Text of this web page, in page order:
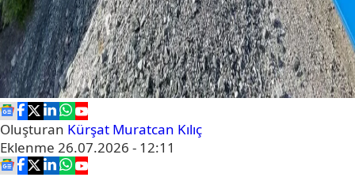
Oluşturan Kürşat Muratcan Kılıç
Eklenme 26.07.2026 - 12:11